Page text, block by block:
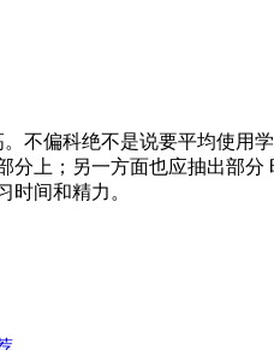
不偏科绝不是说要平均使用
分上；另一方面也应抽出部分
间和精力。